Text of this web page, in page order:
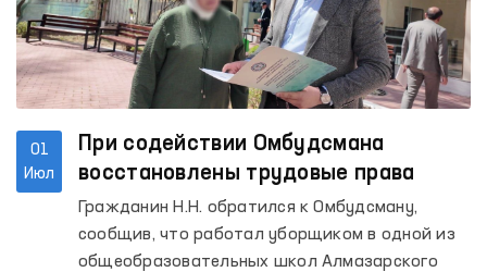
01
Июл
При содействии Омбудсмана
восстановлены трудовые права
Гражданин Н.Н. обратился к Омбудсману,
сообщив, что работал уборщиком в одной из
общеобразовательных школ Алмазарского